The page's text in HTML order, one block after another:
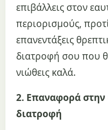
επιβάλλεις στον
περιορισμούς,
επανεντάξεις
διατροφή σου που
νιώθεις καλά.
2. Επαναφορά
διατροφή